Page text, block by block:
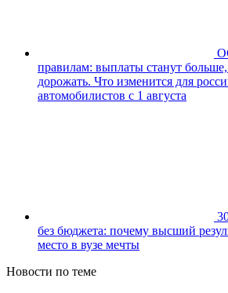
правилам: выплаты станут больше,
дорожать. Что изменится для
автомобилистов с 1 августа
без бюджета: почему высший
место в вузе мечты
Новости по теме